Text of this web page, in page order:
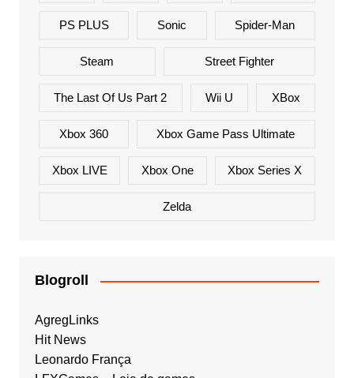
PS PLUS Sonic Spider-Man
Steam Street Fighter
The Last Of Us Part 2 Wii U XBox
Xbox 360 Xbox Game Pass Ultimate
Xbox LIVE Xbox One Xbox Series X
Zelda
Blogroll
AgregLinks
Hit News
Leonardo França